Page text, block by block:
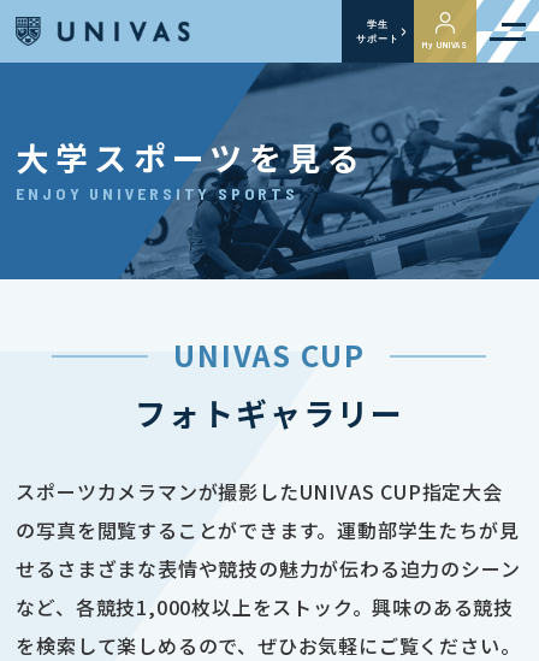
学生
サポート
My UNIVAS
大学スポーツを見る
ENJOY UNIVERSITY SPORTS
UNIVAS CUP
フォトギャラリー
スポーツカメラマンが撮影したUNIVAS CUP指定大会
の写真を閲覧することができます。運動部学生たちが見
せるさまざまな表情や競技の魅力が伝わる迫力のシーン
など、各競技1,000枚以上をストック。興味のある競技
を検索して楽しめるので、ぜひお気軽にご覧ください。